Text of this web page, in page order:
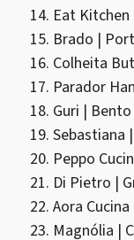
Eat
Brado |
Colheita
Parador
Guri |
Sebastiana
Peppo
Di Pietro |
Aora
Magnólia |